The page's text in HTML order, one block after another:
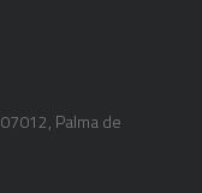
, Palma de